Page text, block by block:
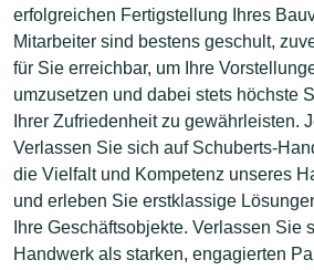
erfolgreichen Fertigstellung Ihres
Mitarbeiter sind bestens geschult,
für Sie erreichbar, um Ihre
umzusetzen und dabei stets höchste
Ihrer Zufriedenheit zu gewährleisten.
Verlassen Sie sich auf Schuberts-
die Vielfalt und Kompetenz unseres
und erleben Sie erstklassige
Ihre Geschäftsobjekte. Verlassen Sie
Handwerk als starken, engagierten